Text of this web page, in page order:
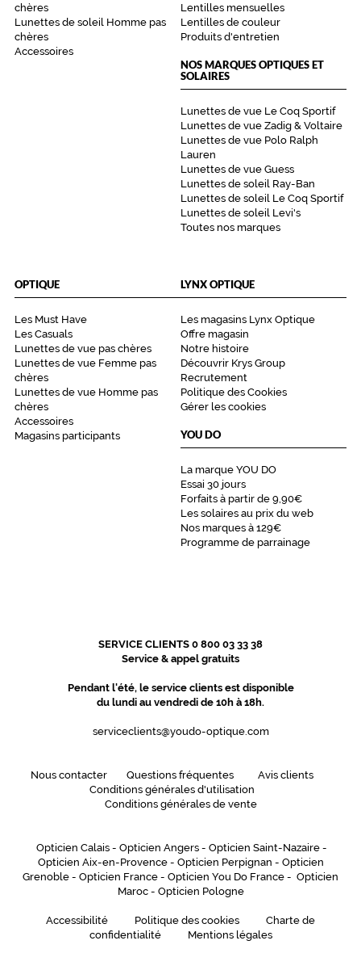
chères
Lunettes de soleil Homme pas
chères
Accessoires
Lentilles mensuelles
Lentilles de couleur
Produits d'entretien
NOS MARQUES OPTIQUES ET
SOLAIRES
Lunettes de vue Le Coq Sportif
Lunettes de vue Zadig & Voltaire
Lunettes de vue Polo Ralph
Lauren
Lunettes de vue Guess
Lunettes de soleil Ray-Ban
Lunettes de soleil Le Coq Sportif
Lunettes de soleil Levi's
Toutes nos marques
OPTIQUE
Les Must Have
Les Casuals
Lunettes de vue pas chères
Lunettes de vue Femme pas
chères
Lunettes de vue Homme pas
chères
Accessoires
Magasins participants
LYNX OPTIQUE
Les magasins Lynx Optique
Offre magasin
Notre histoire
Découvrir Krys Group
Recrutement
Politique des Cookies
Gérer les cookies
YOU DO
La marque YOU DO
Essai 30 jours
Forfaits à partir de 9,90€
Les solaires au prix du web
Nos marques à 129€
Programme de parrainage
SERVICE CLIENTS 0 800 03 33 38
Service & appel gratuits
Pendant l'été, le service clients est disponible
du lundi au vendredi de 10h à 18h.
serviceclients@youdo-optique.com
Nous contacter Questions fréquentes
Avis clients
Conditions générales d'utilisation
Conditions générales de vente
Opticien Calais - Opticien Angers - Opticien Saint-Nazaire -
Opticien Aix-en-Provence- Opticien Perpignan - Opticien
Grenoble - Opticien France - Opticien You Do France - Opticien
Maroc- Opticien Pologne
Accessibilité Politique des cookies
Charte de
confidentialité
Mentions légales